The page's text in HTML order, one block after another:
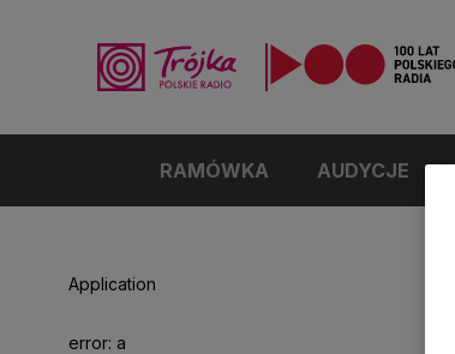
RAMÓWKA AUDYCJE
Application
error: a